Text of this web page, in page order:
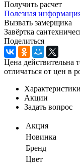
Получить расчет
Полезная
Вызвать замерщика
Завёртка
Поделиться
Цена действительна
отличаться от цен в
Характеристики
Акции
Задать вопрос
Акция
Новинка
Бренд
Цвет